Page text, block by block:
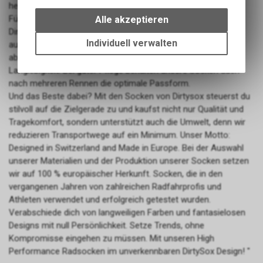
herkömmliche Baumwolle. Und was ist mit schweissnassen
Füßen? Keine Sorge, wir haben vorgesorgt! Die Socken von
Dirtysox sind thermoregulierend. Das bedeutet, dass Nässe
aufgrund einer guten Luftzirkulation, nach außen
abtransportiert wird. Und zusätzlich setzen wir auf
Langlebigkeit. Bei guter Pflege behalten unsere Socken auch
nach mehreren Rennen die optimale Passform.
Und das Beste dabei? Mit den Socken von Dirtysox steuerst du
stilvoll auf die Zielgerade zu und kaufst nicht nur Qualität und
Tragekomfort, sondern unterstützt auch die Umwelt, denn wir
reduzieren Transportwege auf ein Minimum. Unser Motto:
Designed in Switzerland and Made in Europe. Bei der Auswahl
unserer Materialien und der Produktion unserer Socken setzen
wir auf 100 % europäischer Herkunft. Socken, die in den
vergangenen Jahren von zahlreichen Radfahrprofis und
Athleten verwendet und erfolgreich getestet wurden.
Verabschiede dich von langweiligen Farben und fantasielosen
Designs mit null Persönlichkeit. Setze Trends, ohne
Kompromisse eingehen zu müssen. Mit unseren High
Performance Radsocken im unverkennbaren DirtySox Design! "
bestimmte Interaktionen und
Einstellungen auf Ihrem Gerät,
um die grundlegenden
Funktionen unseres Online-
des Warenkorbs, zu
ermöglichen. Bitte beachten Sie,
dass die gespeicherten Daten
keinerlei Rückschlüsse auf Ihre
persönlichen Informationen
zulassen.
Funktionale Cookies
Funktionale Cookies sind für die
Bereitstellung der Dienste des
Shops sowie für den
ordnungsgemäßen Betrieb
unbedingt erforderlich, daher ist
es nicht möglich, ihre
Verwendung abzulehnen. Sie
ermöglichen es dem Benutzer,
durch unsere Website zu
navigieren und die
Alle akzeptieren
Individuell verwalten